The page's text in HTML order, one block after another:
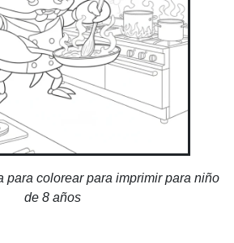
para colorear para imprimir para niño
de 8 años